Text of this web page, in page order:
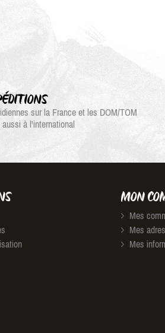
sur la France et les DOM/TOM
aussi à l'international
MON
Mes
Mes
Mes